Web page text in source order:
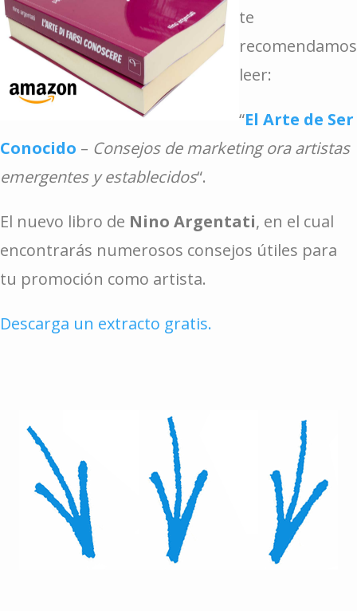
te
recomendamos
leer:
“El Arte de Ser
Conocido – Consejos de marketing ora artistas
emergentes y establecidos“.
El nuevo libro de Nino Argentati, en el cual
encontrarás numerosos consejos útiles para
tu promoción como artista.
Descarga un extracto gratis.